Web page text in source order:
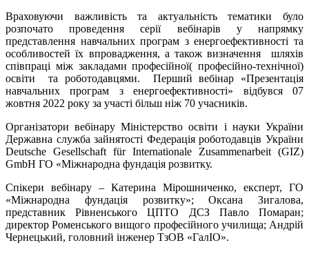
Враховуючи важливість та актуальність тематики було
розпочато проведення серії вебінарів у напрямку
представлення навчальних програм з енергоефективності та
особливостей їх впровадження, а також визначення шляхів
співпраці між закладами професійної( професійно-технічної)
освіти та роботодавцями. Перший вебінар «Презентація
навчальних програм з енергоефективності» відбувся 07
жовтня 2022 року за участі більш ніж 70 учасників.
Організатори вебінару Міністерство освіти і науки України
Державна служба зайнятості Федерація роботодавців України
Deutsche Gesellschaft für Internationale Zusammenarbeit (GIZ)
GmbH ГО «Міжнародна фундація розвитку.
Спікери вебінару – Катерина Мірошниченко, експерт, ГО
«Міжнародна фундація розвитку»; Оксана Зигалова,
представник Рівненського ЦПТО ДСЗ Павло Помаран;
директор Роменського вищого професійного училища; Андрій
Чернецький, головний інженер ТзОВ «ГалІО».